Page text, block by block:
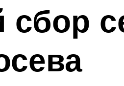
сбор